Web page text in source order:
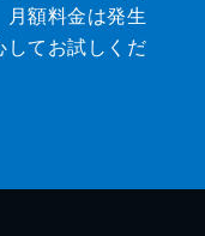
額料金は発生
してお試しくだ